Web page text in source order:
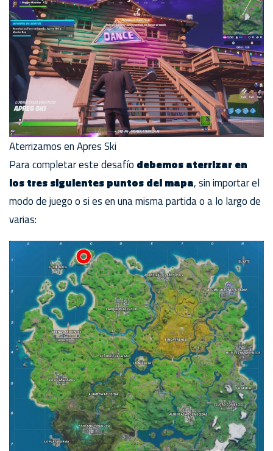
Aterrizamos en Apres Ski
Para completar este desafío debemos aterrizar en
los tres siguientes puntos del mapa, sin importar el
modo de juego o si es en una misma partida o a lo largo de
varias: